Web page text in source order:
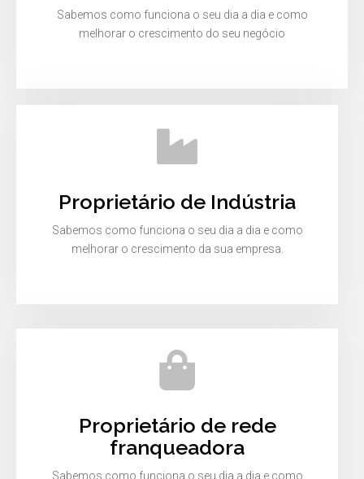
Sabemos como funciona o seu dia a dia e como
melhorar o crescimento do seu negócio
Proprietário de Indústria
Sabemos como funciona o seu dia a dia e como
melhorar o crescimento da sua empresa.
Proprietário de rede
franqueadora
Sabemos como funciona o seu dia a dia e como